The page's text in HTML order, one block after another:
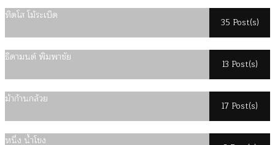
ทิดโส โม้ระเบิด
35 Post(s)
ธิดามนต์ พิมพาชัย
13 Post(s)
ม้าก้านกล้วย
17 Post(s)
หนึ่ง น้ำโขง